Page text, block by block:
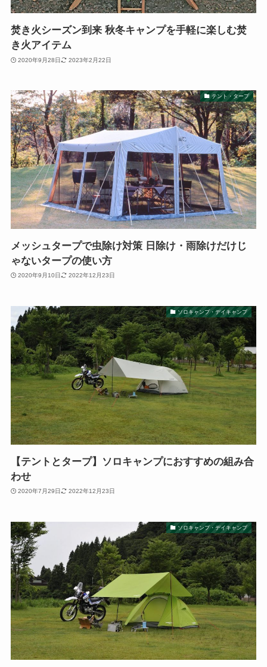
焚き火シーズン到来 秋冬キャンプを手軽に楽しむ焚
き火アイテム
2020年9月28日 2023年2月22日
テント・タープ
メッシュタープで虫除け対策 日除け・雨除けだけじ
ゃないタープの使い方
2020年9月10日 2022年12月23日
ソロキャンプ・デイキャンプ
【テントとタープ】ソロキャンプにおすすめの組み合
わせ
2020年7月29日 2022年12月23日
ソロキャンプ・デイキャンプ